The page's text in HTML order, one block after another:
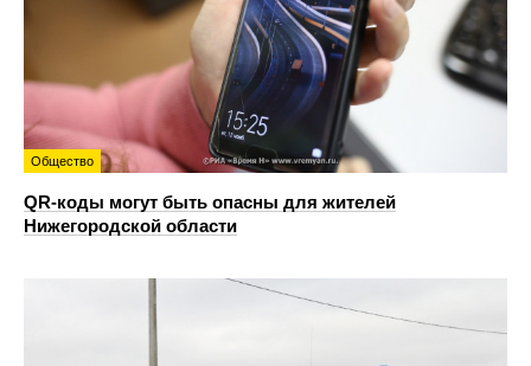
Общество
QR-коды могут быть опасны для жителей
Нижегородской области